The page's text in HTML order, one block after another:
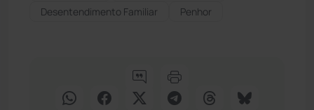
Desentendimento Familiar
Penhor